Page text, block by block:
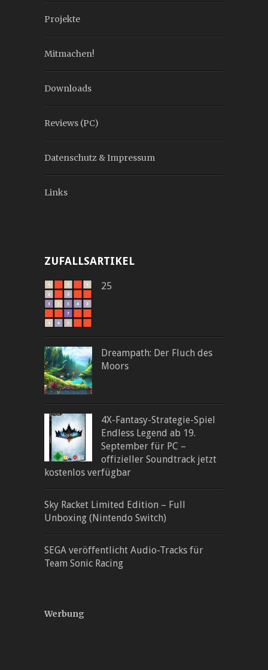
Projekte
Mitmachen!
Downloads
Reviews (PC)
Datenschutz & Impressum
Links
ZUFALLSARTIKEL
25
Dreampath: Der Fluch des
Moors
4X-Fantasy-Strategie-Spiel
Endless Legend ab 19.
September für PC –
offizieller Soundtrack jetzt
kostenlos verfügbar
Sky Racket Limited Edition – Full
Unboxing (Nintendo Switch)
SEGA veröffentlicht Audio-Tracks für
Team Sonic Racing
Werbung